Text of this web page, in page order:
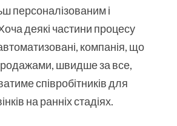
персоналізованим і
деякі частини процесу
компанія, що
швидше за все,
співробітників для
на ранніх стадіях.